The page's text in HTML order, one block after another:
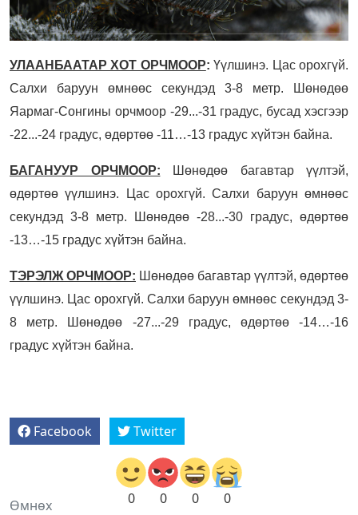
УЛААНБААТАР ХОТ ОРЧМООР: Үүлшинэ. Цас орохгүй.
Салхи баруун өмнөөс секундэд 3-8 метр. Шөнөдөө
Яармаг-Сонгины орчмоор -29...-31 градус, бусад хэсгээр
-22...-24 градус, өдөртөө -11…-13 градус хүйтэн байна.
БАГАНУУР ОРЧМООР: Шөнөдөө багавтар үүлтэй,
өдөртөө үүлшинэ. Цас орохгүй. Салхи баруун өмнөөс
секундэд 3-8 метр. Шөнөдөө -28...-30 градус, өдөртөө
-13…-15 градус хүйтэн байна.
ТЭРЭЛЖ ОРЧМООР: Шөнөдөө багавтар үүлтэй, өдөртөө
үүлшинэ. Цас орохгүй. Салхи баруун өмнөөс секундэд 3-
8 метр. Шөнөдөө -27...-29 градус, өдөртөө -14…-16
градус хүйтэн байна.
Facebook Twitter
0 0 0 0
Өмнөх